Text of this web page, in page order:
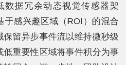
数据冗余动态视觉传感器架
于感兴趣区域（ROI）的混合
留异步事件流以维持微秒级
低重要性区域将事件积分为事